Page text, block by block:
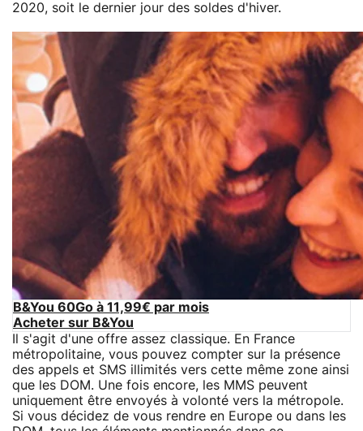
2020, soit le dernier jour des soldes d'hiver.
B&You 60Go à 11,99€ par mois
Acheter sur B&You
Il s'agit d'une offre assez classique. En France
métropolitaine, vous pouvez compter sur la présence
des appels et SMS illimités vers cette même zone ainsi
que les DOM. Une fois encore, les MMS peuvent
uniquement être envoyés à volonté vers la métropole.
Si vous décidez de vous rendre en Europe ou dans les